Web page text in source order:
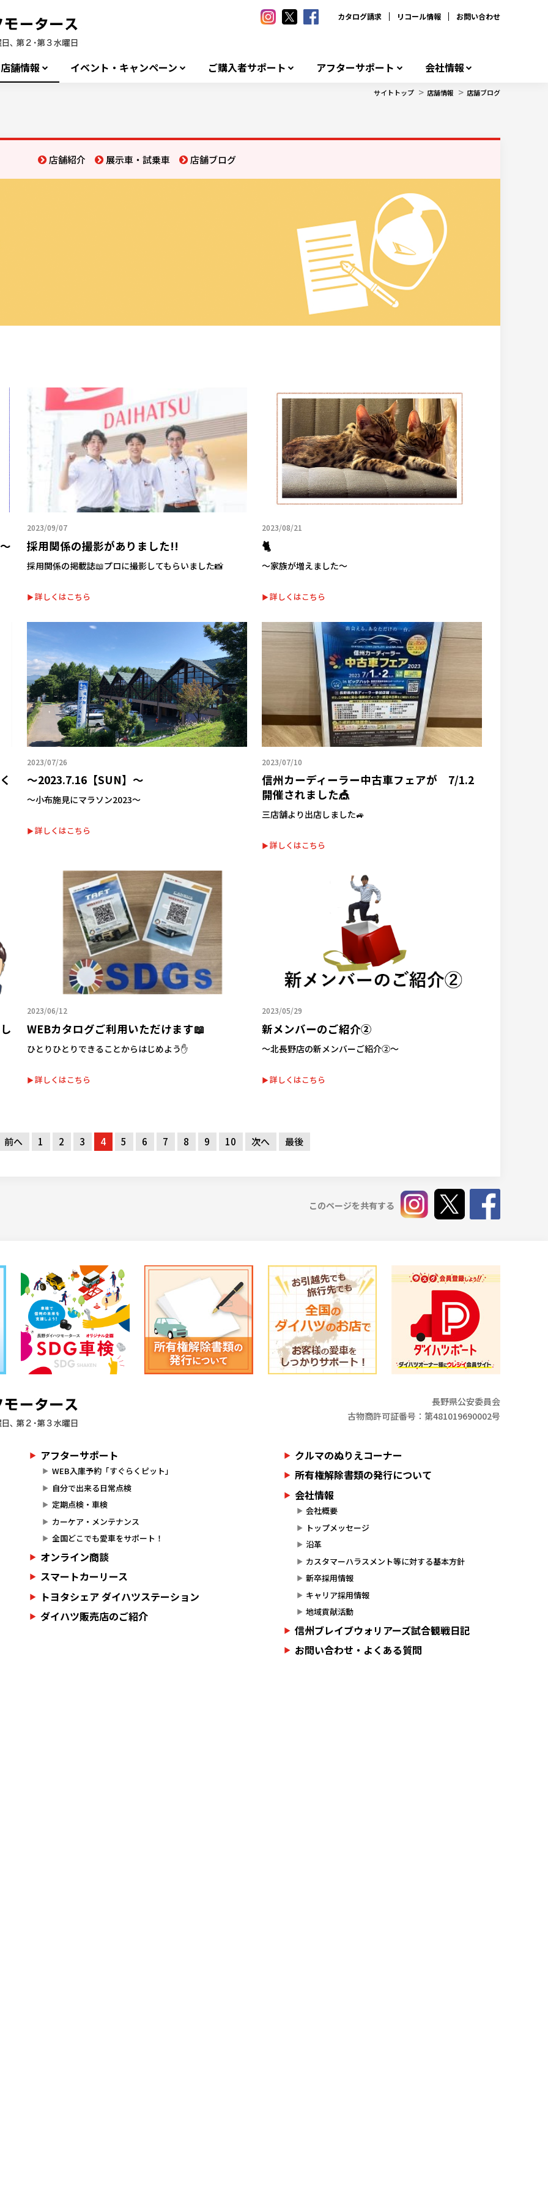
カタログ請求 リコール情報 お問い合わせ
店舗情報 イベント・キャンペーン ご購入者サポート アフターサポート 会社情報
サイトトップ > 店舗情報 > 店舗ブログ
店舗紹介 展示車・試乗車 店舗ブログ
2023/09/07
採用関係の撮影がありました!!
採用関係の掲載誌📖プロに撮影してもらいました📸
詳しくはこちら
2023/08/21
🐈
～家族が増えました～
詳しくはこちら
2023/07/26
～2023.7.16【SUN】～
～小布施見にマラソン2023～
詳しくはこちら
2023/07/10
信州カーディーラー中古車フェアが 7/1.2
開催されました🎪
三店舗より出店しました🚙
詳しくはこちら
2023/06/12
WEBカタログご利用いただけます📖
ひとりひとりできることからはじめよう✋
詳しくはこちら
2023/05/29
新メンバーのご紹介②
～北長野店の新メンバーご紹介②～
詳しくはこちら
前へ 1 2 3 4 5 6 7 8 9 10 次へ 最後
このページを共有する
長野県公安委員会
古物商許可証番号：第481019690002号
アフターサポート
WEB入庫予約「すぐらくピット」
自分で出来る日常点検
定期点検・車検
カーケア・メンテナンス
全国どこでも愛車をサポート！
オンライン商談
スマートカーリース
トヨタシェア ダイハツステーション
ダイハツ販売店のご紹介
クルマのぬりえコーナー
所有権解除書類の発行について
会社情報
会社概要
トップメッセージ
沿革
カスタマーハラスメント等に対する基本方針
新卒採用情報
キャリア採用情報
地域貢献活動
信州ブレイブウォリアーズ試合観戦日記
お問い合わせ・よくある質問